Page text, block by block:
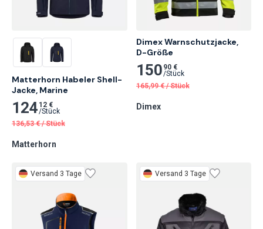
Matterhorn Habeler Shell-
Jacke, Marine
124 12 €
/Stück
136,53 € /Stück
Matterhorn
Dimex Warnschutzjacke,
D-Größe
150 90 €
/Stück
165,99 € /Stück
Dimex
Versand 3 Tage Versand 3 Tage